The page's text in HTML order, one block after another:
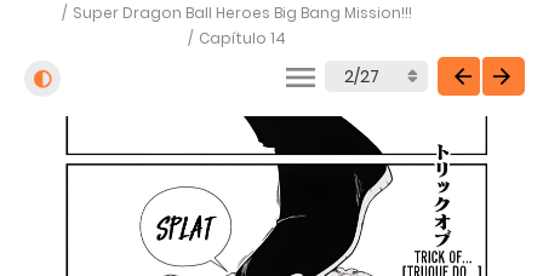
Super Dragon Ball Heroes Big Bang Mission!!!
Capítulo 14